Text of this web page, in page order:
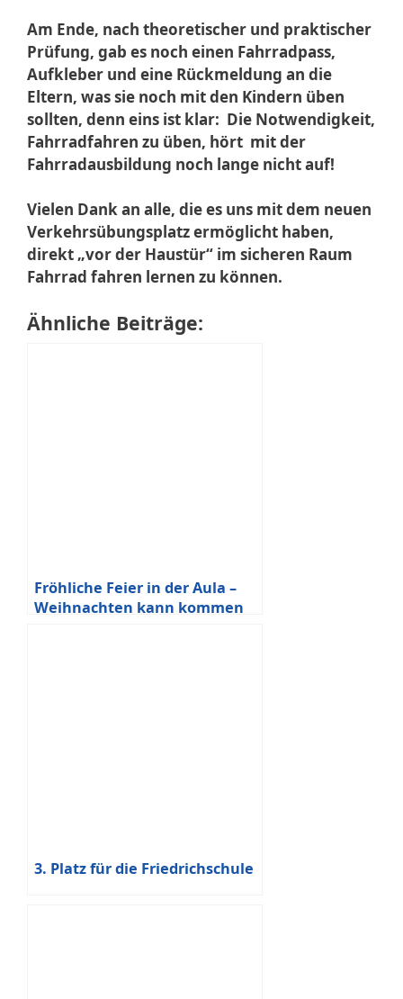
Am Ende, nach theoretischer und praktischer
Prüfung, gab es noch einen Fahrradpass,
Aufkleber und eine Rückmeldung an die
Eltern, was sie noch mit den Kindern üben
sollten, denn eins ist klar: Die Notwendigkeit,
Fahrradfahren zu üben, hört mit der
Fahrradausbildung noch lange nicht auf!
Vielen Dank an alle, die es uns mit dem neuen
Verkehrsübungsplatz ermöglicht haben,
direkt „vor der Haustür“ im sicheren Raum
Fahrrad fahren lernen zu können.
Ähnliche Beiträge:
Fröhliche Feier in der Aula –
Weihnachten kann kommen
3. Platz für die Friedrichschule